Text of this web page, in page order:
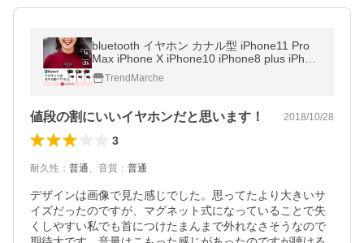
bluetooth イヤホン カナル型 iPhone11 Pro
Max iPhone X iPhone10 iPhone8 plus iPhon
e7 スマホ マグネット ブルートゥース イヤ
ホン ヘッドホン ジム「meru2」
TrendMarche
値段の割にいいイヤホンだと思います！ 2018/10/28
3
耐久性 ： 普通、 音質 ： 普通
デザインは画像で見た感じでした。思ってたより大きいサ
イズだったのですが、マグネット式になっていることで失
くしやすい私でも首につけたまんまで外れなさそうなので